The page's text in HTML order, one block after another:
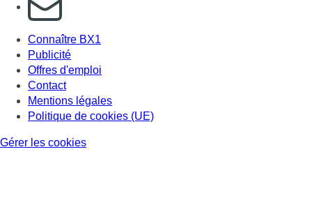
Connaître BX1
Publicité
Offres d'emploi
Contact
Mentions légales
Politique de cookies (UE)
Gérer les cookies